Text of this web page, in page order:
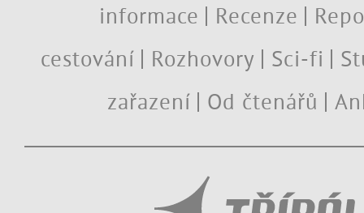
informace
Recenze
cestování
Rozhovory Sci-fi
zařazení
Od čtenářů